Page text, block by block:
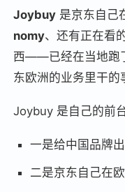
Joybuy 是京东自己
nomy、还有正在看
西——已经在当地跑
东欧洲的业务里干的
Joybuy 是自己的前
一是给中国品牌
二是京东自己在